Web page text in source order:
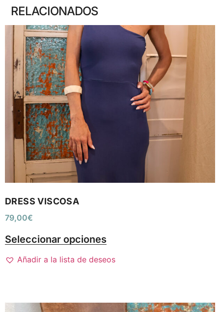
RELACIONADOS
DRESS VISCOSA
79,00€
Seleccionar opciones
Añadir a la lista de deseos